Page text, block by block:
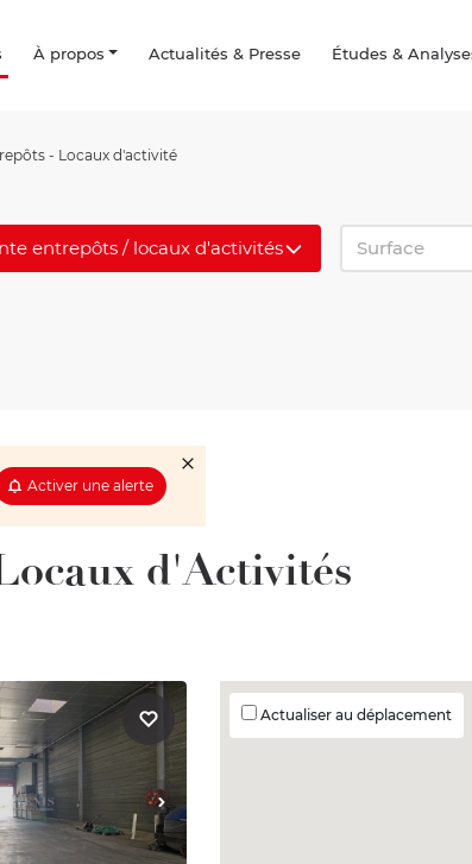
À propos Actualités & Presse Études &
- Locaux d'activité
entrepôts / locaux d'activités Surface
Activer une alerte
d'Activités
Actualiser au déplacement